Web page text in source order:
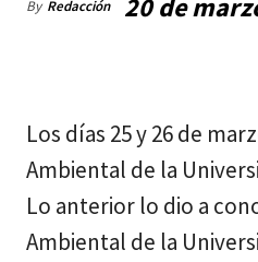
By Redacción 20 de
Los días 25 y 26 de
Ambiental de la
Lo anterior lo dio a
Ambiental de la